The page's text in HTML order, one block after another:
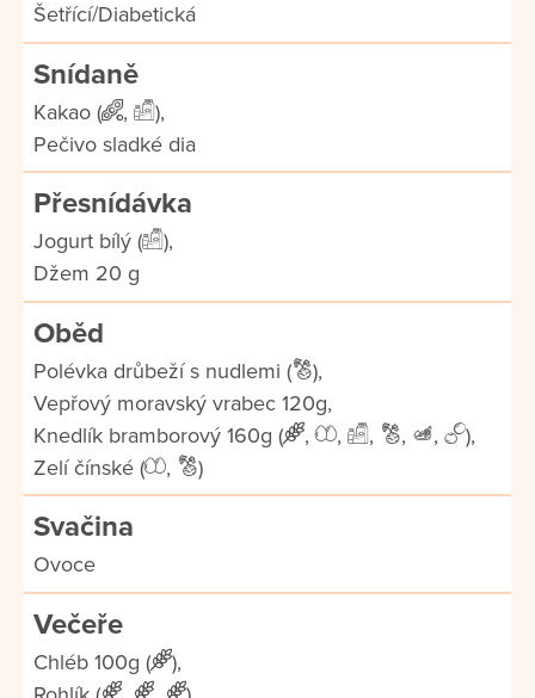
Šetřící/Diabetická
Snídaně
Kakao ( ,
),
Pečivo sladké dia
Přesnídávka
Jogurt bílý (
),
Džem 20 g
Oběd
Polévka drůbeží s nudlemi (
),
Vepřový moravský vrabec 120g,
Knedlík bramborový 160g (
, , , , ,
),
Zelí čínské (
, )
Svačina
Ovoce
Večeře
Chléb 100g (
),